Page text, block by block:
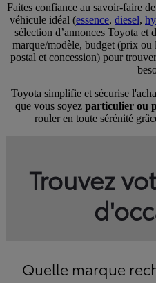
Faites confiance au savoir-faire
véhicule idéal (essence, diesel,
sélection d’annonces Toyota et
marque/modèle, budget (prix
postal et concession) pour
Toyota simplifie et sécurise
que vous soyez particulier ou
rouler en toute sérénité
Trouvez
Quelle marque